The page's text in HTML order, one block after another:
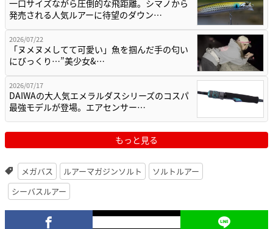
一口サイズながら圧倒的な飛距離。シマノから
発売される人気ルアーに待望のダウン…
2026/07/22
「ヌメヌメしてて可愛い」魚を掴んだ手の匂い
にびっくり…”美少女&…
2026/07/17
DAIWAの大人気エメラルダスシリーズのコスパ
最強モデルが登場。エアセンサー…
もっと見る
メガバス ルアーマガジンソルト
ソルトルアー
シーバスルアー